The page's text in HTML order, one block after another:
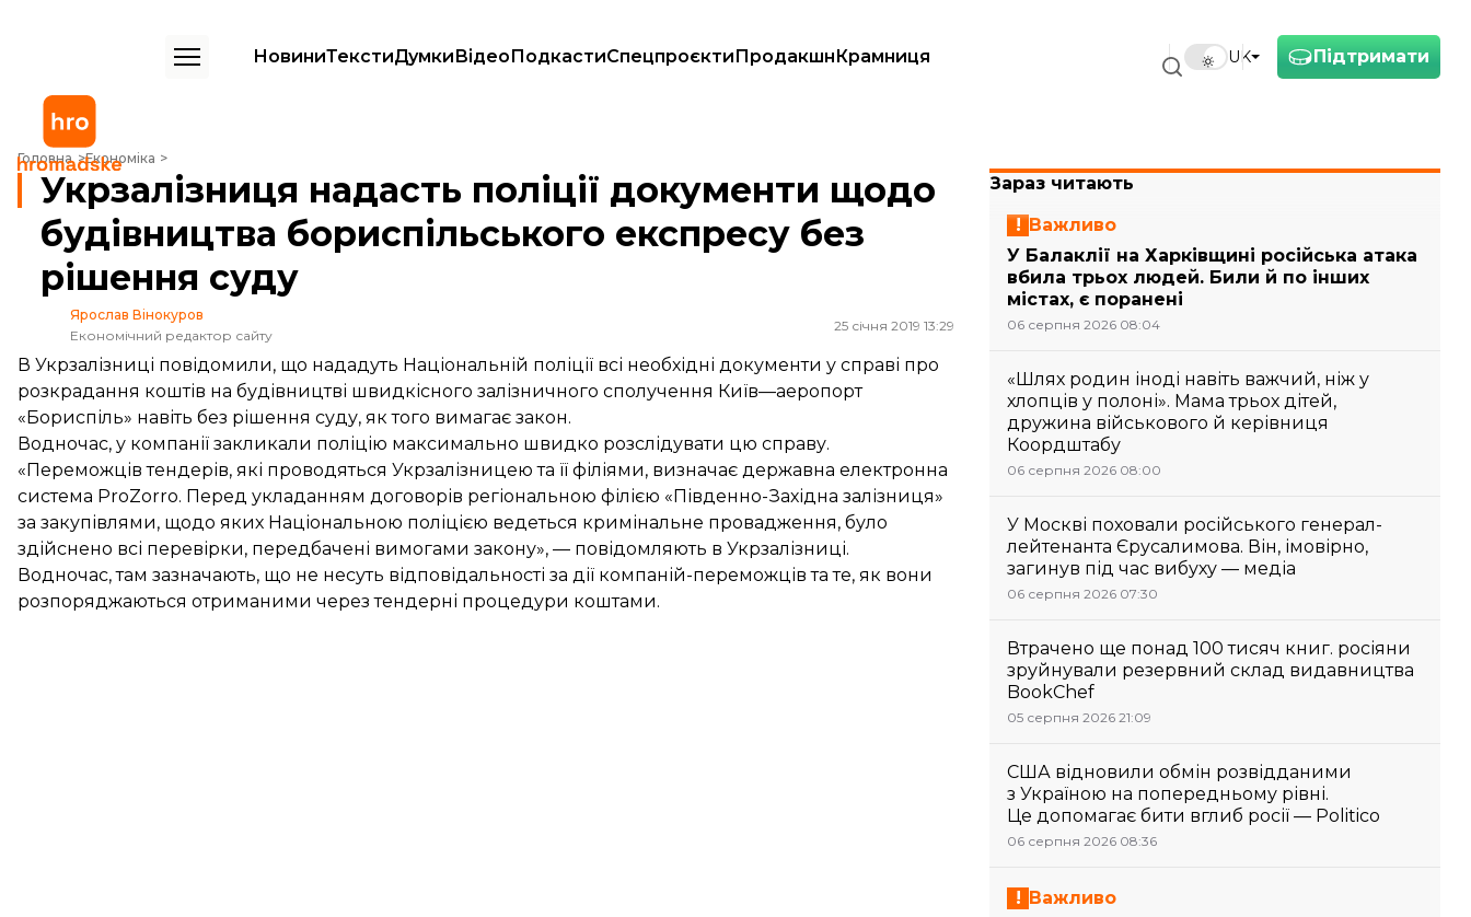
Підтримати
UK
НовиниТекстиДумкиВідеоПодкастиСпецпроєктиПродакшнКрамниця
Головна Економіка
Укрзалізниця надасть поліції документи щодо будівництва бориспільського експресу без рішення суду
Укрзалізниця надасть поліції документи щодо
будівництва бориспільського експресу без
рішення суду
Ярослав Вінокуров
Економічний редактор сайту
25 січня 2019 13:29
В Укрзалізниці повідомили, що нададуть Національній поліції всі необхідні документи у справі про
розкрадання коштів на будівництві швидкісного залізничного сполучення Київ—аеропорт
«Бориспіль» навіть без рішення суду, як того вимагає закон.
Водночас, у компанії закликали поліцію максимально швидко розслідувати цю справу.
«Переможців тендерів, які проводяться Укрзалізницею та її філіями, визначає державна електронна
система ProZorro. Перед укладанням договорів регіональною філією «Південно-Західна залізниця»
за закупівлями, щодо яких Національною поліцією ведеться кримінальне провадження, було
здійснено всі перевірки, передбачені вимогами закону», — повідомляють в Укрзалізниці.
Водночас, там зазначають, що не несуть відповідальності за дії компаній-переможців та те, як вони
розпоряджаються отриманими через тендерні процедури коштами.
Зараз читають
Важливо
У Балаклії на Харківщині російська атака
вбила трьох людей. Били й по інших
містах, є поранені
06 серпня 2026 08:04
«Шлях родин іноді навіть важчий, ніж у
хлопців у полоні». Мама трьох дітей,
дружина військового й керівниця
Коордштабу
06 серпня 2026 08:00
У Москві поховали російського генерал-
лейтенанта Єрусалимова. Він, імовірно,
загинув під час вибуху — медіа
06 серпня 2026 07:30
Втрачено ще понад 100 тисяч книг. росіяни
зруйнували резервний склад видавництва
BookChef
05 серпня 2026 21:09
США відновили обмін розвідданими
з Україною на попередньому рівні.
Це допомагає бити вглиб росії — Politico
06 серпня 2026 08:36
Важливо